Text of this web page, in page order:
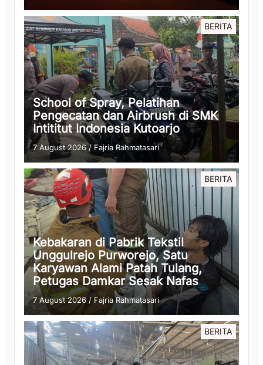
BERITA
School of Spray, Pelatihan
Pengecatan dan Airbrush di SMK
Intititut Indonesia Kutoarjo
7 August 2026/ Fajria Rahmatasari
BERITA
Kebakaran di Pabrik Tekstil
Unggulrejo Purworejo, Satu
Karyawan Alami Patah Tulang,
Petugas Damkar Sesak Nafas
7 August 2026 /Fajria Rahmatasari
BERITA